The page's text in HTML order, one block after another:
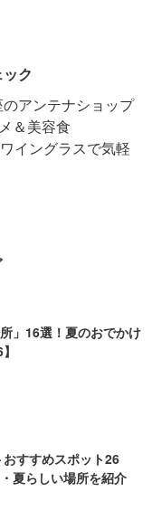
ク
アンテナショップ
＆美容食
イングラスで気軽
」16選！夏のおでかけ
おすすめスポット26
夏らしい場所を紹介